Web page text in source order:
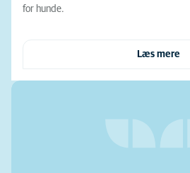
for hunde.
Læs mere